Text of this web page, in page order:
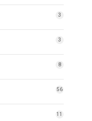
3
3
8
56
11